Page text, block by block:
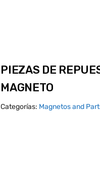
PIEZAS DE
MAGNETO
Categorías: Magnetos and